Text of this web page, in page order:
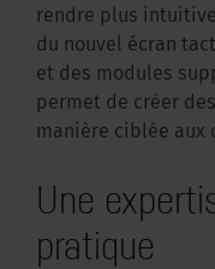
rendre plus
du nouvel écran
et des modules
permet de créer
manière ciblée aux
Une
pratique